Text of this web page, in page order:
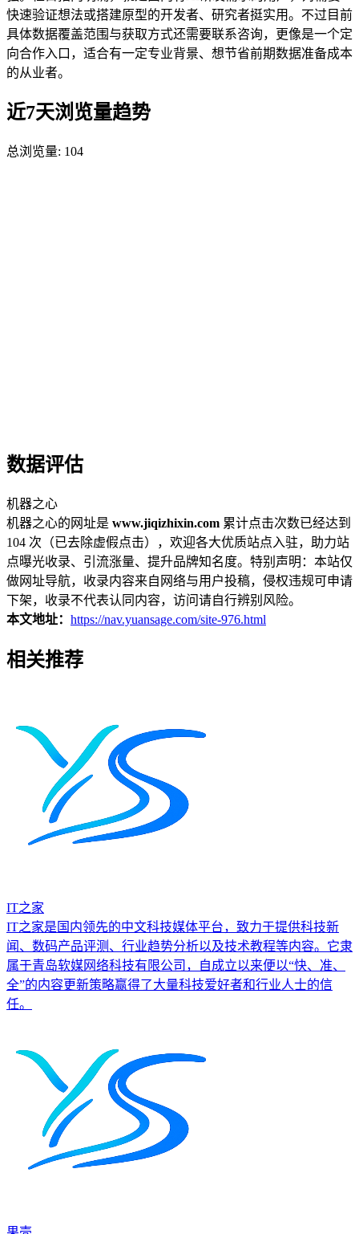
快速验证想法或搭建原型的开发者、研究者挺实用。不过目前
具体数据覆盖范围与获取方式还需要联系咨询，更像是一个定
向合作入口，适合有一定专业背景、想节省前期数据准备成本
的从业者。
近7天浏览量趋势
总浏览量: 104
数据评估
机器之心
机器之心的网址是 www.jiqizhixin.com 累计点击次数已经达到
104 次（已去除虚假点击），欢迎各大优质站点入驻，助力站
点曝光收录、引流涨量、提升品牌知名度。特别声明：本站仅
做网址导航，收录内容来自网络与用户投稿，侵权违规可申请
下架，收录不代表认同内容，访问请自行辨别风险。
本文地址： https://nav.yuansage.com/site-976.html
相关推荐
IT之家
IT之家是国内领先的中文科技媒体平台，致力于提供科技新
闻、数码产品评测、行业趋势分析以及技术教程等内容。它隶
属于青岛软媒网络科技有限公司，自成立以来便以“快、准、
全”的内容更新策略赢得了大量科技爱好者和行业人士的信
任。